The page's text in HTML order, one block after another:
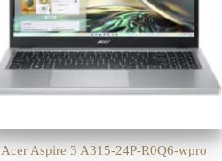
Acer Aspire 3 A315-24P-R0Q6-wpro